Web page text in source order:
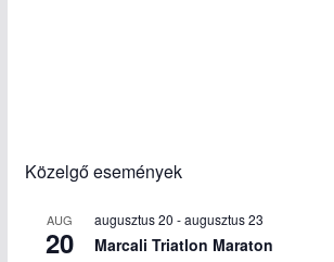
Közelgő események
AUG
20
augusztus 20 -augusztus 23
Marcali Triatlon Maraton